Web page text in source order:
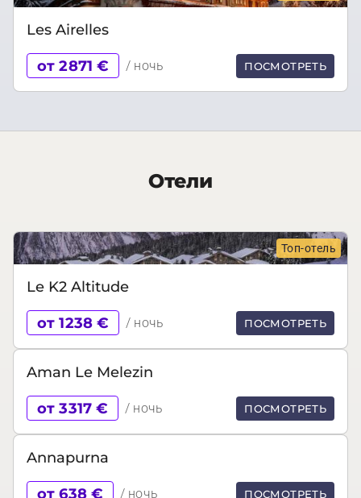
Les Airelles
от 2871 € / ночь ПОСМОТРЕТЬ
Отели
Топ-отель
Le K2 Altitude
от 1238 € / ночь ПОСМОТРЕТЬ
Aman Le Melezin
от 3317 € / ночь ПОСМОТРЕТЬ
Annapurna
от 638 € / ночь ПОСМОТРЕТЬ